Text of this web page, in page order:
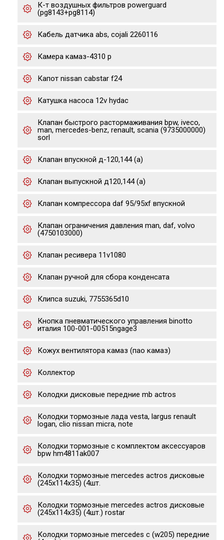
К-т воздушных фильтров powerguard
(pg8143+pg8114)
Кабель датчика abs, cojali 2260116
Камера камаз-4310 р
Капот nissan cabstar f24
Катушка насоса 12v hydac
Клапан быстрого растормаживания bpw, iveco,
man, mercedes-benz, renault, scania (9735000000)
sorl
Клапан впускной д-120,144 (а)
Клапан выпускной д120,144 (а)
Клапан компрессора daf 95/95xf впускной
Клапан ограничения давления man, daf, volvo
(4750103000)
Клапан ресивера 11v1080
Клапан ручной для сбора конденсата
Клипса suzuki, 7755365d10
Кнопка пневматического управления binotto
италия 100-001-00515ngage3
Кожух вентилятора камаз (пао камаз)
Коллектор
Колодки дисковые передние mb actros
Колодки тормозные лада vesta, largus renault
logan, clio nissan micra, note
Колодки тормозные с комплектом аксессуаров
bpw hm4811ak007
Колодки тормозные mercedes actros дисковые
(245x114x35) (4шт.
Колодки тормозные mercedes actros дисковые
(245x114x35) (4шт.) rostar
Колодки тормозные mercedes c (w205) передние